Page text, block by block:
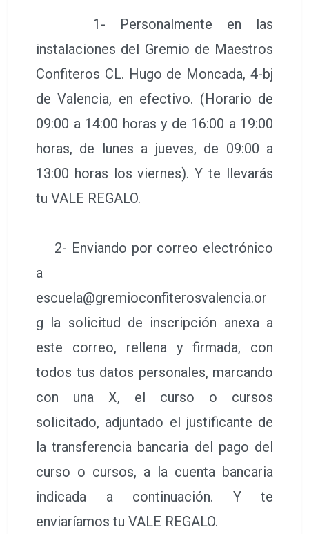
1- Personalmente en las
instalaciones del Gremio de Maestros
Confiteros CL. Hugo de Moncada, 4-bj
de Valencia, en efectivo. (Horario de
09:00 a 14:00 horas y de 16:00 a 19:00
horas, de lunes a jueves, de 09:00 a
13:00 horas los viernes). Y te llevarás
tu VALE REGALO.
2- Enviando por correo electrónico
a
escuela@gremioconfiterosvalencia.or
g la solicitud de inscripción anexa a
este correo, rellena y firmada, con
todos tus datos personales, marcando
con una X, el curso o cursos
solicitado, adjuntado el justificante de
la transferencia bancaria del pago del
curso o cursos, a la cuenta bancaria
indicada a continuación. Y te
enviaríamos tu VALE REGALO.